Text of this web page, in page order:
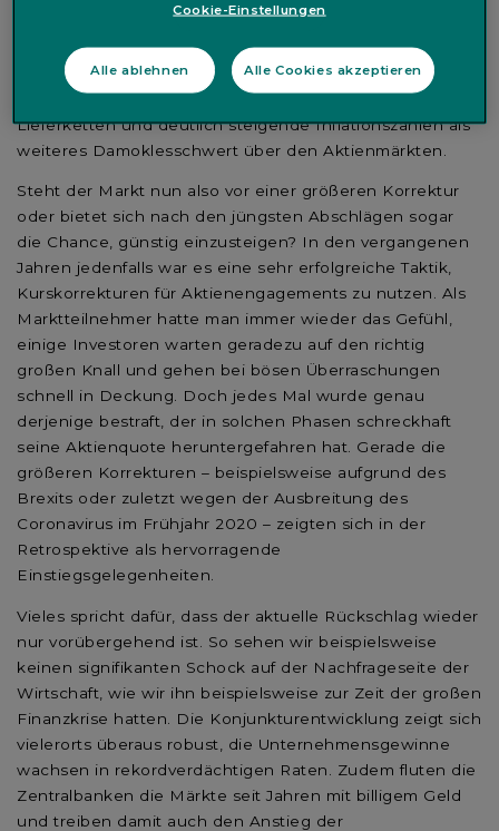
Entwicklung auf dem Fuß – kurz nachdem er zuvor neue
Allzeithochs erreicht hatte. Der neuen Virusvariante ist
ein DAX-Minus von bisher über 5% zuzurechnen.
Zusätzlich schweben die Störungen der weltweiten
Lieferketten und deutlich steigende Inflationszahlen als
weiteres Damoklesschwert über den Aktienmärkten.
Steht der Markt nun also vor einer größeren Korrektur
oder bietet sich nach den jüngsten Abschlägen sogar
die Chance, günstig einzusteigen? In den vergangenen
Jahren jedenfalls war es eine sehr erfolgreiche Taktik,
Kurskorrekturen für Aktienengagements zu nutzen. Als
Marktteilnehmer hatte man immer wieder das Gefühl,
einige Investoren warten geradezu auf den richtig
großen Knall und gehen bei bösen Überraschungen
schnell in Deckung. Doch jedes Mal wurde genau
derjenige bestraft, der in solchen Phasen schreckhaft
seine Aktienquote heruntergefahren hat. Gerade die
größeren Korrekturen – beispielsweise aufgrund des
Brexits oder zuletzt wegen der Ausbreitung des
Coronavirus im Frühjahr 2020 – zeigten sich in der
Retrospektive als hervorragende
Einstiegsgelegenheiten.
Vieles spricht dafür, dass der aktuelle Rückschlag wieder
nur vorübergehend ist. So sehen wir beispielsweise
keinen signifikanten Schock auf der Nachfrageseite der
Wirtschaft, wie wir ihn beispielsweise zur Zeit der großen
Finanzkrise hatten. Die Konjunkturentwicklung zeigt sich
vielerorts überaus robust, die Unternehmensgewinne
wachsen in rekordverdächtigen Raten. Zudem fluten die
Zentralbanken die Märkte seit Jahren mit billigem Geld
und treiben damit auch den Anstieg der
Cookie-Einstellungen
Alle ablehnen Alle Cookies akzeptieren